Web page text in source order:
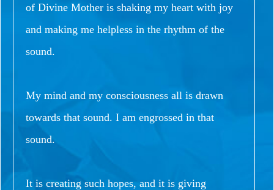
of Divine Mother is shaking my heart with joy
and making me helpless in the rhythm of the
sound.
My mind and my consciousness all is drawn
towards that sound. I am engrossed in that
sound.
It is creating such hopes, and it is giving